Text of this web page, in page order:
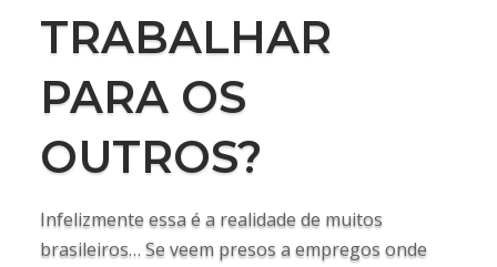
TRABALHAR
PARA OS
OUTROS?
Infelizmente essa é a realidade de muitos
brasileiros… Se veem presos a empregos onde